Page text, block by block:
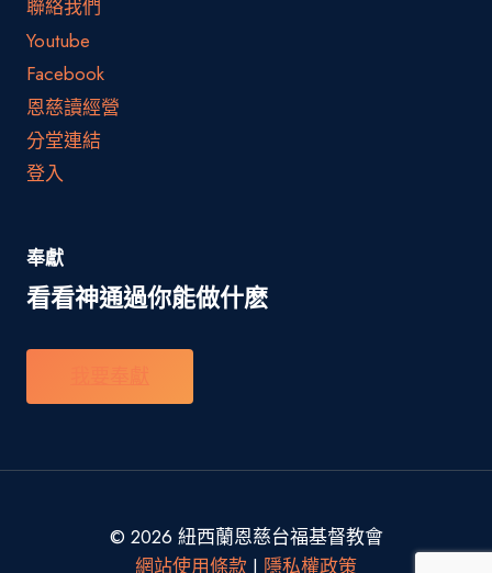
聯絡我們
Youtube
Facebook
恩慈讀經營
分堂連結
登入
奉獻
看看神通過你能做什麽
© 2026 紐西蘭恩慈台福基督教會
網站使用條款 | 隱私權政策